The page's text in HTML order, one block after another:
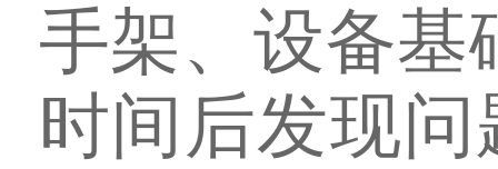
手架、设备基
时间后发现